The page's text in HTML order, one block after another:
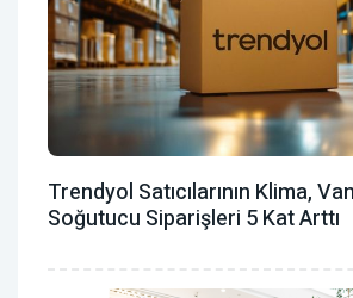
Trendyol Satıcılarının Klima,
Soğutucu Siparişleri 5 Kat Arttı